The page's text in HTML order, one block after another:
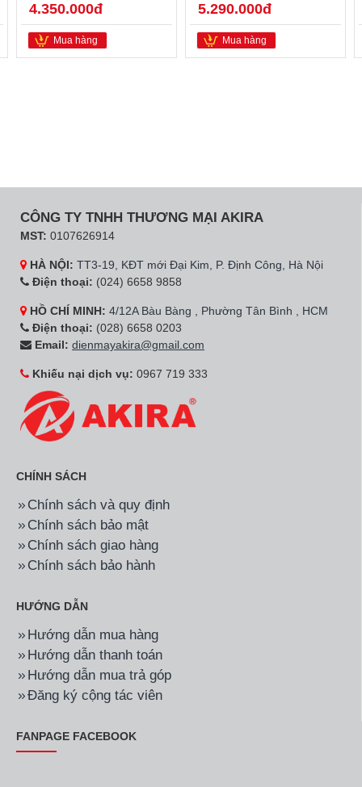
4.350.000đ
Mua hàng
5.290.000đ
Mua hàng
CÔNG TY TNHH THƯƠNG MẠI AKIRA
MST: 0107626914
HÀ NỘI: TT3-19, KĐT mới Đại Kim, P. Định Công, Hà Nội
Điện thoại: (024) 6658 9858
HỒ CHÍ MINH: 4/12A Bàu Bàng , Phường Tân Bình , HCM
Điện thoại: (028) 6658 0203
Email: dienmayakira@gmail.com
Khiếu nại dịch vụ: 0967 719 333
CHÍNH SÁCH
Chính sách và quy định
Chính sách bảo mật
Chính sách giao hàng
Chính sách bảo hành
HƯỚNG DẪN
Hướng dẫn mua hàng
Hướng dẫn thanh toán
Hướng dẫn mua trả góp
Đăng ký cộng tác viên
FANPAGE FACEBOOK